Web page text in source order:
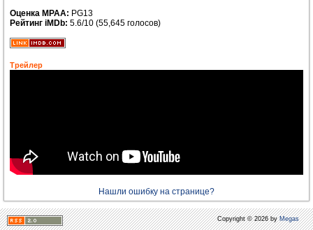
Оценка MPAA: PG13
Рейтинг iMDb: 5.6/10 (55,645 голосов)
Трейлер
Нашли ошибку на странице?
Copyright © 2026 byMegas